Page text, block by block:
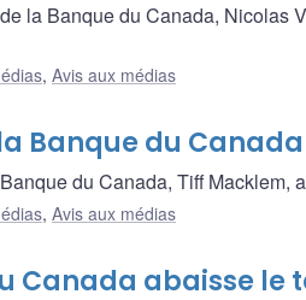
la Banque du Canada, Nicolas
, Avis aux médias
Banque du
du Canada, Tiff Macklem,
, Avis aux médias
Canada abaisse le